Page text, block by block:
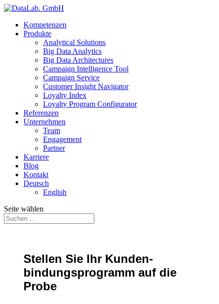
Kompetenzen
Produkte
Analytical Solutions
Big Data Analytics
Big Data Architectures
Campaign Intelligence Tool
Campaign Service
Customer Insight Navigator
Loyalty Index
Loyalty Program Configurator
Referenzen
Unternehmen
Team
Engagement
Partner
Karriere
Blog
Kontakt
Deutsch
English
Seite wählen
Stellen Sie Ihr Kunden­
bindungs­­programm auf die
Probe